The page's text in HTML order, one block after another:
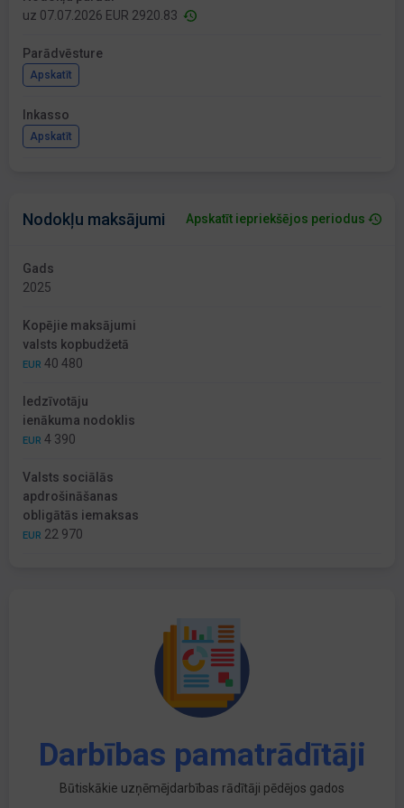
uz 07.07.2026 EUR 2920.83
Parādvēsture
Apskatīt
Inkasso
Apskatīt
Nodokļu maksājumi Apskatīt iepriekšējos periodus
Gads
2025
Kopējie maksājumi
valsts kopbudžetā
EUR 40 480
Iedzīvotāju
ienākuma nodoklis
EUR 4 390
Valsts sociālās
apdrošināšanas
obligātās iemaksas
EUR 22 970
Darbības pamatrādītāji
Būtiskākie uzņēmējdarbības rādītāji pēdējos gados